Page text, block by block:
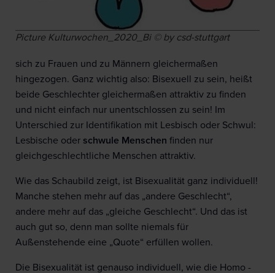
Picture Kulturwochen_2020_Bi © by csd-stuttgart
sich zu Frauen und zu Männern gleichermaßen
hingezogen. Ganz wichtig also: Bisexuell zu sein, heißt
beide Geschlechter gleichermaßen attraktiv zu finden
und nicht einfach nur unentschlossen zu sein! Im
Unterschied zur Identifikation mit Lesbisch oder Schwul:
Lesbische oder schwule Menschen finden nur
gleichgeschlechtliche Menschen attraktiv.
Wie das Schaubild zeigt, ist Bisexualität ganz individuell!
Manche stehen mehr auf das „andere Geschlecht“,
andere mehr auf das „gleiche Geschlecht“. Und das ist
auch gut so, denn man sollte niemals für
Außenstehende eine „Quote“ erfüllen wollen.
Die Bisexualität ist genauso individuell, wie die Homo -